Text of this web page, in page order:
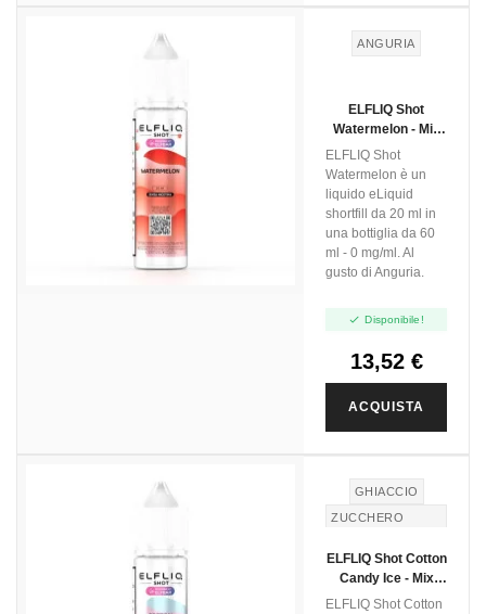
ANGURIA
ELFLIQ Shot
Watermelon - Mix
And Vape - 20ml
ELFLIQ Shot
Watermelon è un
liquido eLiquid
shortfill da 20 ml in
una bottiglia da 60
ml - 0 mg/ml. Al
gusto di Anguria.
 Disponibile!
13,52 €
ACQUISTA
GHIACCIO
ZUCCHERO
COTTON CANDY
ELFLIQ Shot Cotton
Candy Ice - Mix
And Vape - 20ml
ELFLIQ Shot Cotton